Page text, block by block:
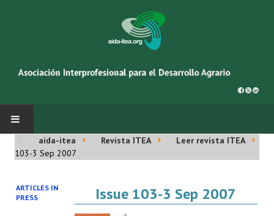
INICIO
Asociación AIDA
aida-itea Revista ITEA
Leer revista ITEA
103-3 Sep 2007
ARTICLES IN
PRESS
Issue 103-3 Sep 2007